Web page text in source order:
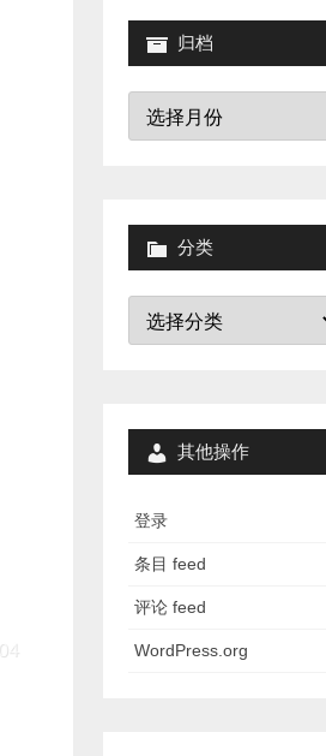
归档
归
分类
分
其他操作
登录
条目 feed
评论 feed
WordPress.org